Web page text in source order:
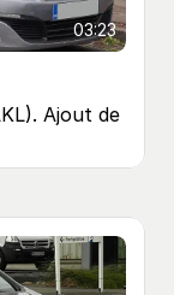
03:23
Ajout de